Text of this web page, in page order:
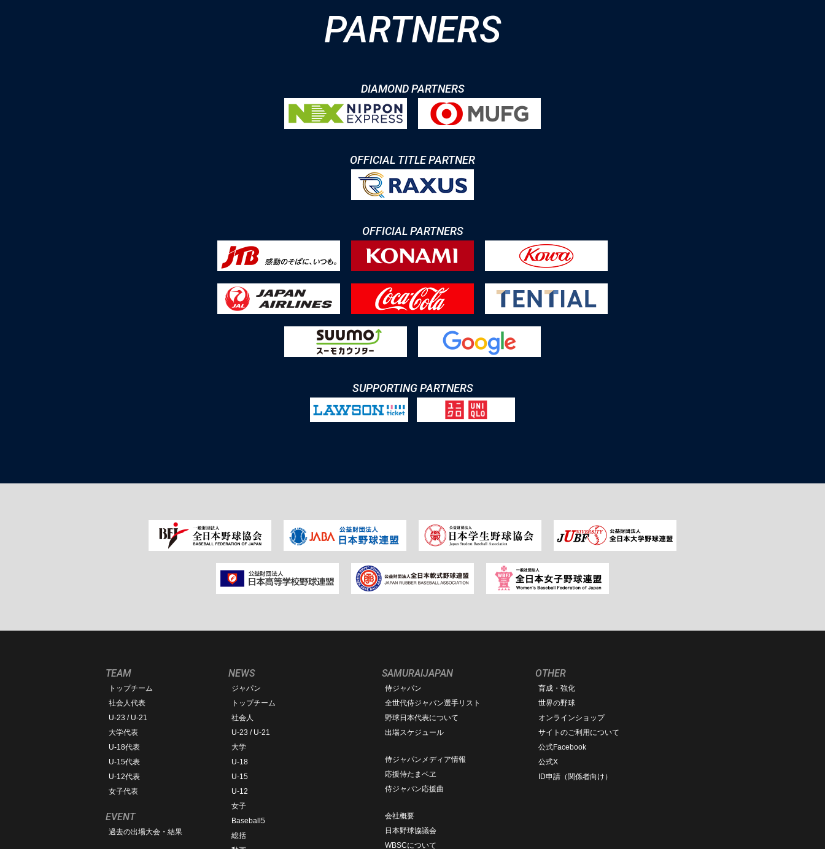
PARTNERS
DIAMOND PARTNERS
OFFICIAL TITLE PARTNER
OFFICIAL PARTNERS
SUPPORTING PARTNERS
TEAM
トップチーム
社会人代表
U-23 / U-21
大学代表
U-18代表
U-15代表
U-12代表
女子代表
EVENT
過去の出場大会・結果
NEWS
ジャパン
トップチーム
社会人
U-23 / U-21
大学
U-18
U-15
U-12
女子
Baseball5
総括
SAMURAIJAPAN
侍ジャパン
全世代侍ジャパン選手リスト
野球日本代表について
出場スケジュール
侍ジャパンメディア情報
応援侍たまベヱ
侍ジャパン応援曲
会社概要
日本野球協議会
WBSCについて
OTHER
育成・強化
世界の野球
オンラインショップ
サイトのご利用について
公式Facebook
公式X
ID申請（関係者向け）